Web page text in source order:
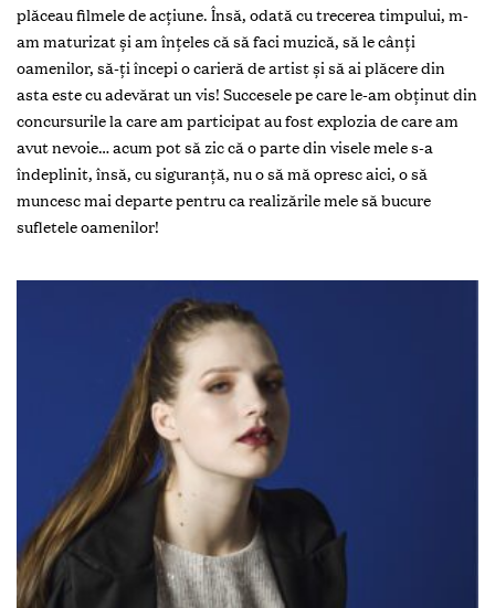
plăceau filmele de acţiune. Însă, odată cu trecerea timpului, m-
am maturizat şi am înţeles că să faci muzică, să le cânţi
oamenilor, să-ţi începi o carieră de artist şi să ai plăcere din
asta este cu adevărat un vis! Succesele pe care le-am obţinut din
concursurile la care am participat au fost explozia de care am
avut nevoie… acum pot să zic că o parte din visele mele s-a
îndeplinit, însă, cu siguranţă, nu o să mă opresc aici, o să
muncesc mai departe pentru ca realizările mele să bucure
sufletele oamenilor!